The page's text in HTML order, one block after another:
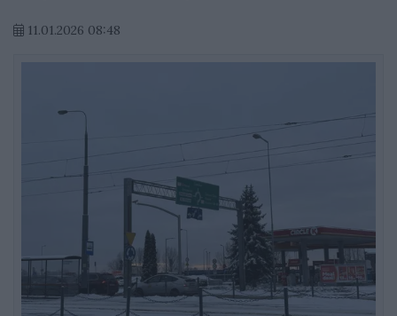
11.01.2026 08:48